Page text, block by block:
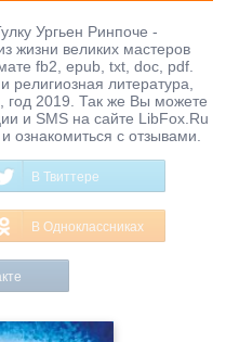
Ургьен Ринпоче -
жизни великих мастеров
fb2, epub, txt, doc, pdf.
литература,
год 2019. Так же Вы можете
и SMS на сайте LibFox.Ru
ознакомиться с отзывами.
В Твиттере
В Одноклассниках